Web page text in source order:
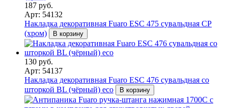
187 руб.
Арт: 54132
Накладка декоративная Fuaro ESC 475 сувальдная СP
(хром)
В корзину
130 руб.
Арт: 54137
Накладка декоративная Fuaro ESC 476 сувальдная со
шторкой BL (чёрный) eco
В корзину